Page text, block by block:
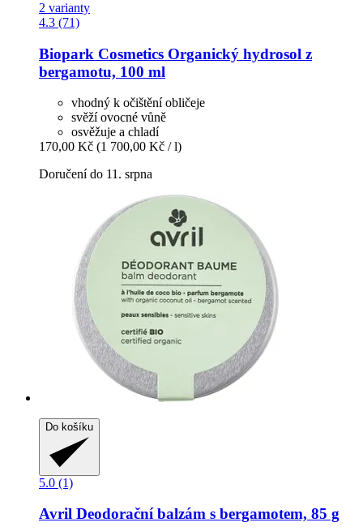
2 varianty
4.3 (71)
Biopark Cosmetics Organický hydrosol z
bergamotu, 100 ml
vhodný k očištění obličeje
svěží ovocné vůně
osvěžuje a chladí
170,00 Kč (1 700,00 Kč / l)
Doručení do 11. srpna
Do košíku
5.0 (1)
Avril Deodorační balzám s bergamotem, 85 g